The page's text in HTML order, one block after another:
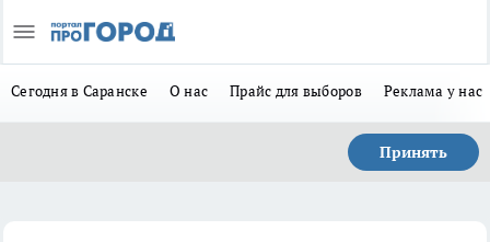
Сегодня в Саранске О нас Прайс для выборов Реклама у нас
Принять